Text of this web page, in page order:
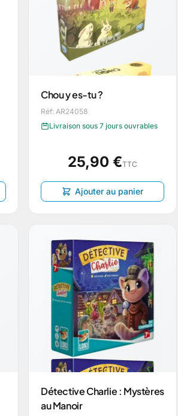
Chou y es-tu ?
Réf: AR24058
Livraison sous 7 jours ouvrables
25,90 €TTC
Ajouter au panier
Détective Charlie : Mystères
au Manoir